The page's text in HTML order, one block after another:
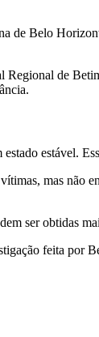
Belo
de
estável.
mas não
ser obtidas
feita